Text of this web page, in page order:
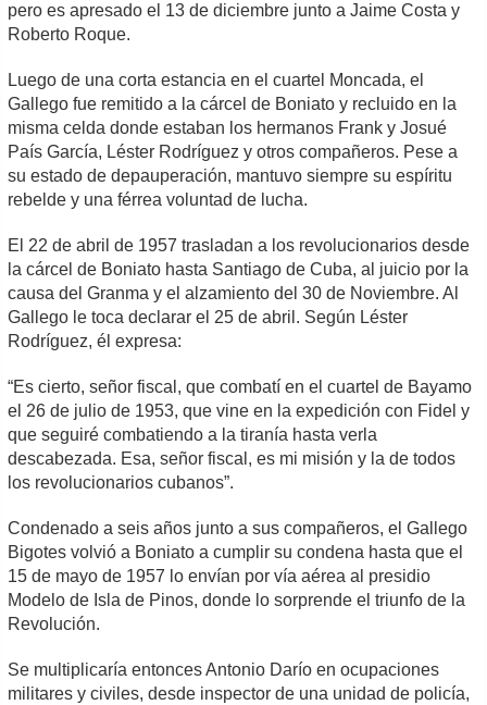
pero es apresado el 13 de diciembre junto a Jaime Costa y
Roberto Roque.
Luego de una corta estancia en el cuartel Moncada, el
Gallego fue remitido a la cárcel de Boniato y recluido en la
misma celda donde estaban los hermanos Frank y Josué
País García, Léster Rodríguez y otros compañeros. Pese a
su estado de depauperación, mantuvo siempre su espíritu
rebelde y una férrea voluntad de lucha.
El 22 de abril de 1957 trasladan a los revolucionarios desde
la cárcel de Boniato hasta Santiago de Cuba, al juicio por la
causa del Granma y el alzamiento del 30 de Noviembre. Al
Gallego le toca declarar el 25 de abril. Según Léster
Rodríguez, él expresa:
“Es cierto, señor fiscal, que combatí en el cuartel de Bayamo
el 26 de julio de 1953, que vine en la expedición con Fidel y
que seguiré combatiendo a la tiranía hasta verla
descabezada. Esa, señor fiscal, es mi misión y la de todos
los revolucionarios cubanos”.
Condenado a seis años junto a sus compañeros, el Gallego
Bigotes volvió a Boniato a cumplir su condena hasta que el
15 de mayo de 1957 lo envían por vía aérea al presidio
Modelo de Isla de Pinos, donde lo sorprende el triunfo de la
Revolución.
Se multiplicaría entonces Antonio Darío en ocupaciones
militares y civiles, desde inspector de una unidad de policía,